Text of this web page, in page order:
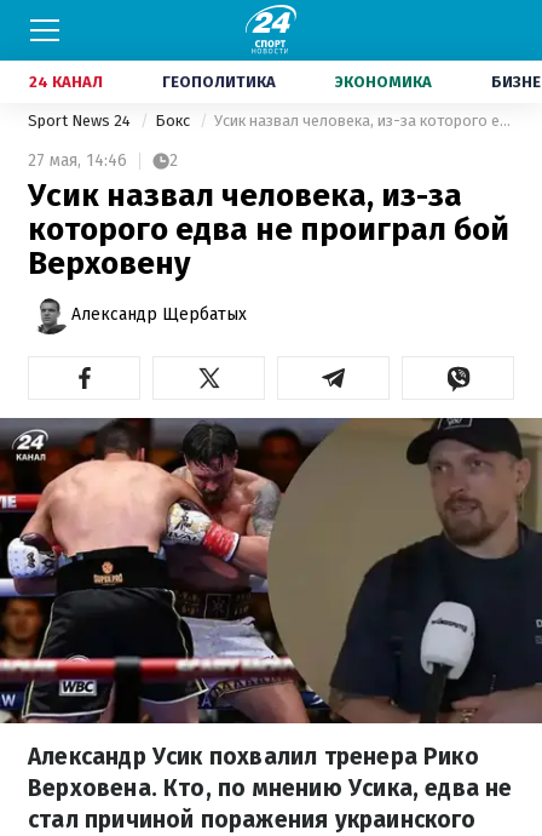
24 КАНАЛ ГЕОПОЛИТИКА ЭКОНОМИКА
Sport News 24 Бокс Усик назвал человека, из-за которого едва не проиграл бой Верховену
27 мая, 14:46 2
Усик назвал человека, из-за
которого едва не проиграл бой
Верховену
Александр Щербатых
Александр Усик похвалил тренера Рико
Верховена. Кто, по мнению Усика, едва не
стал причиной поражения украинского